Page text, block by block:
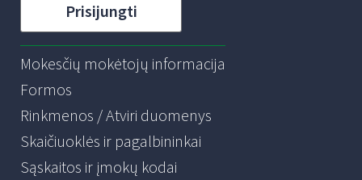
Prisijungti
Mokesčių mokėtojų informacija
Formos
Rinkmenos / Atviri duomenys
Skaičiuoklės ir pagalbininkai
Sąskaitos ir įmokų kodai